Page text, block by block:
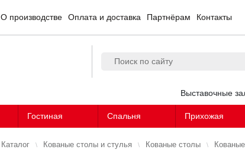
О производстве Оплата и доставка Партнёрам Контакты
Выставочные
Гостиная Спальня Прихожая
Каталог Кованые столы и стулья Кованые столы